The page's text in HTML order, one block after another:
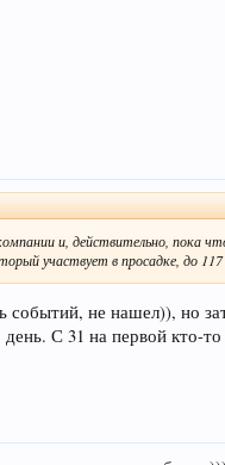
и, действительно,
участвует в просадке, до
событий, не нашел)), но
С 31 на первой кто-